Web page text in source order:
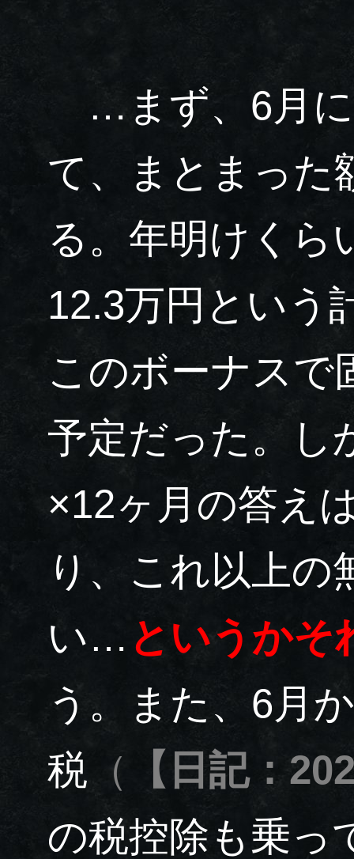
…まず、6月に
て、まとまった
る。年明けくら
12.3万円という
このボーナスで
予定だった。し
×12ヶ月の答え
り、これ以上の
い… というかそ
う。また、6月
税 （
【日記：
の税控除も乗っ